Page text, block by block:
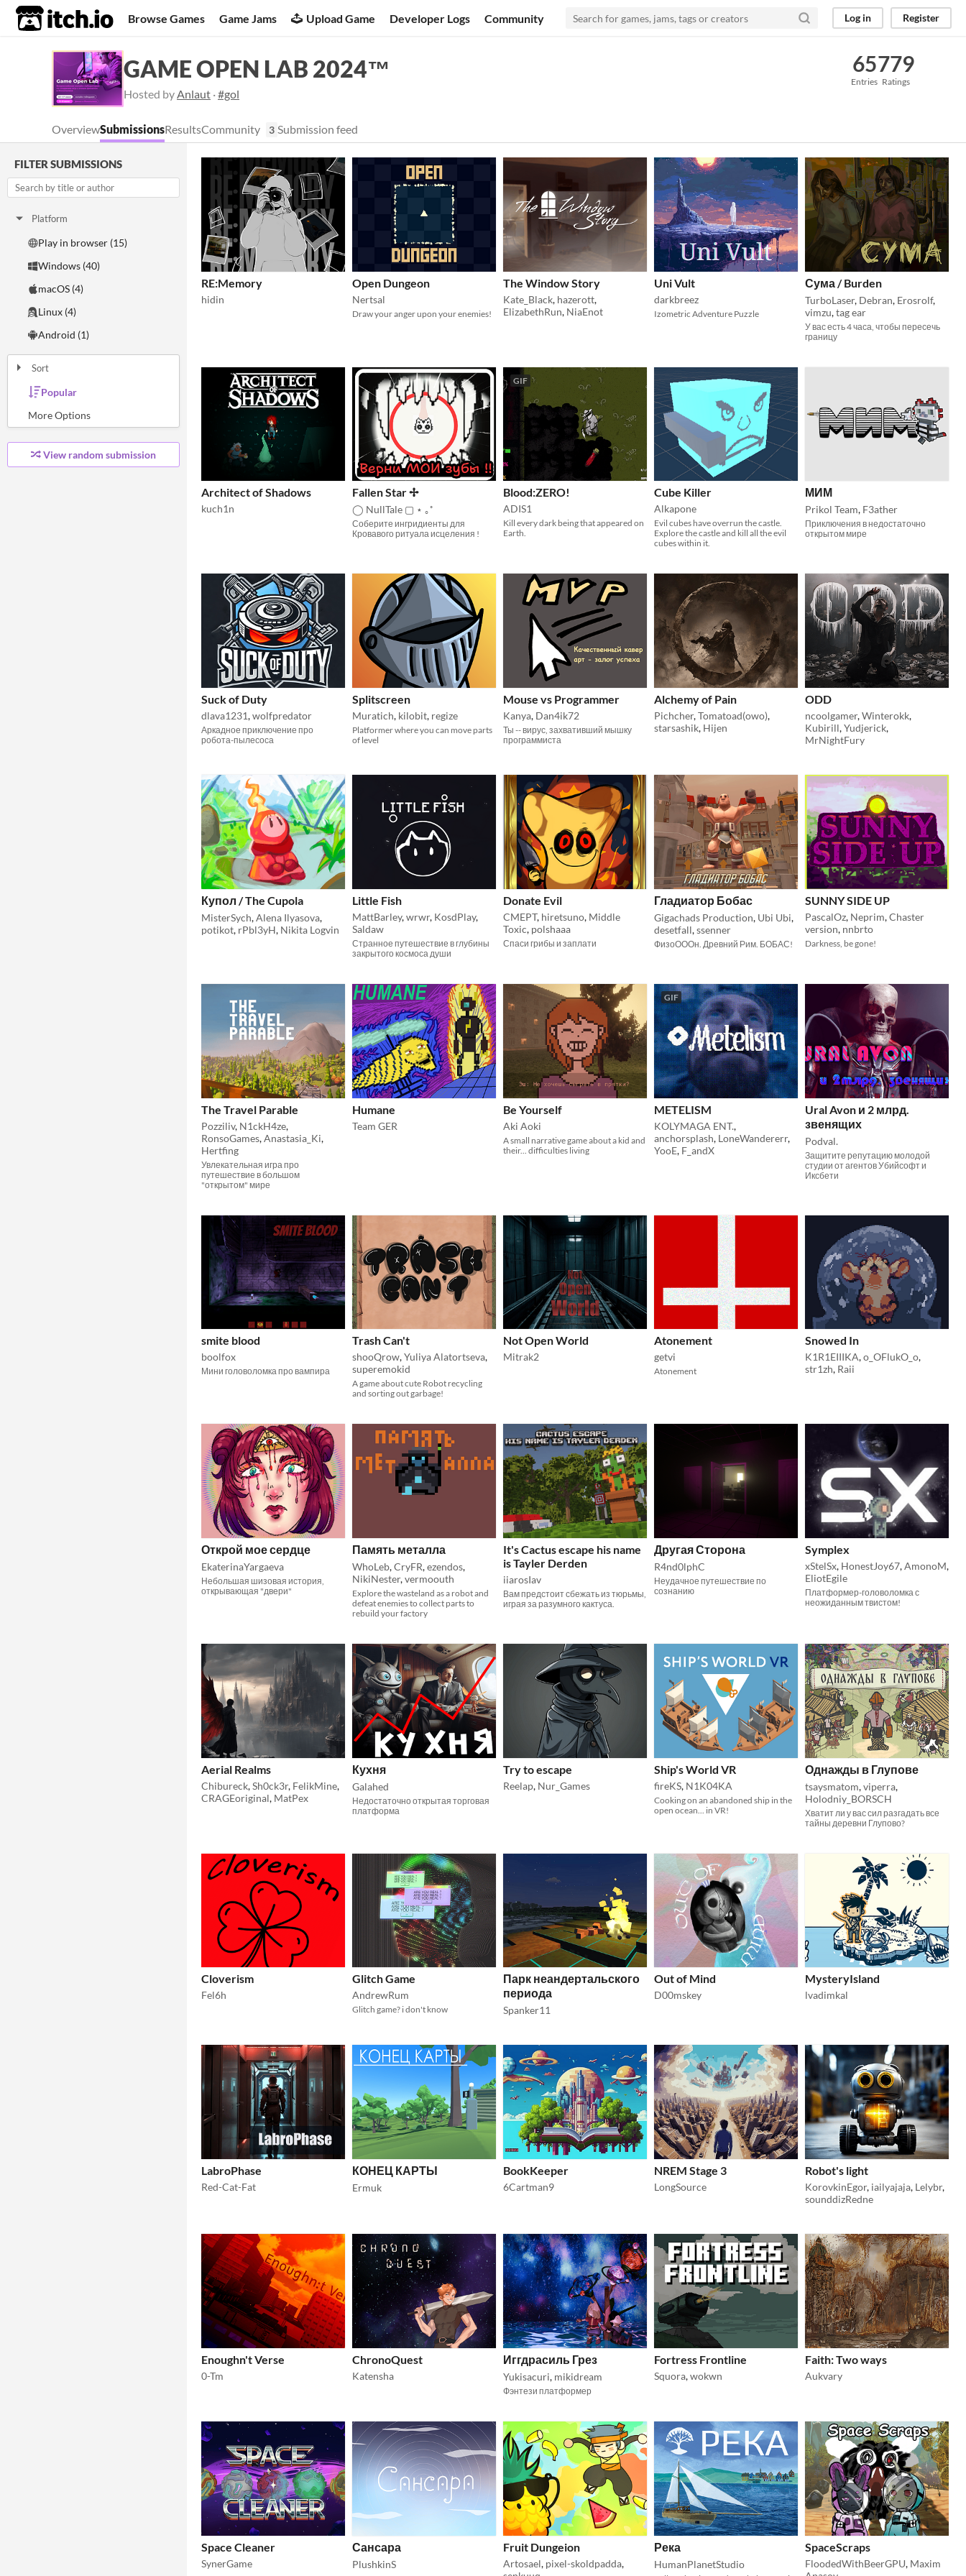
itch.io Browse Games Game Jams Upload Game Developer Logs Community Log in Register
GAME OPEN LAB 2024™
Hosted by Anlaut ·#gol
65
Entries
779
Ratings
OverviewSubmissionsResultsCommunity 3 Submission feed
FILTER SUBMISSIONS
Platform
Play in browser (15)
Windows (40)
macOS (4)
Linux (4)
Android (1)
Sort
Popular
View random submission
RE:Memory
hidin
Open Dungeon
Nertsal
Draw your anger upon your enemies!
The Window Story
Kate_Black, hazerott,
ElizabethRun, NiaEnot
Uni Vult
darkbreez
Izometric Adventure Puzzle
Сума / Burden
TurboLaser, Debran, Erosrolf,
vimzu,tag ear
У вас есть 4 часа, чтобы пересечь
границу
Architect of Shadows
kuch1n
Fallen Star ✢
◯ NullTale ▢ ⋆ ｡˚
Соберите ингридиенты для
Кровавого ритуала исцеления !
GIF
Blood:ZERO!
ADIS1
Kill every dark being that appeared on
Earth.
Cube Killer
Alkapone
Evil cubes have overrun the castle.
Explore the castle and kill all the evil
cubes within it.
МИМ
Prikol Team, F3ather
Приключения в недостаточно
открытом мире
Suck of Duty
dlava1231,wolfpredator
Аркадное приключение про
робота-пылесоса
Splitscreen
Muratich, kilobit, regize
Platformer where you can move parts
of level
Mouse vs Programmer
Kanya, Dan4ik72
Ты -- вирус, захвативший мышку
программиста
Alchemy of Pain
Pichcher,Tomatoad(owo),
starsashik, Hijen
ODD
ncoolgamer,Winterokk,
Kubirill,Yudjerick,
MrNightFury
Купол / The Cupola
MisterSych,Alena Ilyasova,
potikot, rPbl3yH, Nikita Logvin
Little Fish
MattBarley,wrwr, KosdPlay,
Saldaw
Странное путешествие в глубины
закрытого космоса души
Donate Evil
CMEPT, hiretsuno, Middle
Toxic, polshaaa
Спаси грибы и заплати
Гладиатор Бобас
Gigachads Production, Ubi Ubi,
desetfall,ssenner
ФизоОООн. Древний Рим. БОБАС!
SUNNY SIDE UP
PascalOz, Neprim,Chaster
version, nnbrto
Darkness, be gone!
The Travel Parable
Pozziliv, N1ckH4ze,
RonsoGames,Anastasia_Ki,
Hertfing
Увлекательная игра про
путешествие в большом
"открытом" мире
Humane
Team GER
Be Yourself
Aki Aoki
A small narrative game about a kid and
their... difficulties living
GIF
METELISM
KOLYMAGA ENT.,
anchorsplash, LoneWandererr,
YooE, F_andX
Ural Avon и 2 млрд.
звенящих
Podval.
Защитите репутацию молодой
студии от агентов Убийсофт и
Иксбети
smite blood
boolfox
Мини головоломка про вампира
Trash Can't
shooQrow,Yuliya Alatortseva,
superemokid
A game about cute Robot recycling
and sorting out garbage!
Not Open World
Mitrak2
Atonement
getvi
Atonement
Snowed In
K1R1EIIIKA,o_OFlukO_o,
str1zh, Raii
Открой мое сердце
EkaterinaYargaeva
Небольшая шизовая история,
открывающая "двери"
Память металла
WhoLeb,CryFR,ezendos,
NikiNester,vermoouth
Explore the wasteland as a robot and
defeat enemies to collect parts to
rebuild your factory
It's Cactus escape his name
is Tayler Derden
iiarosIav
Вам предстоит сбежать из тюрьмы,
играя за разумного кактуса.
Другая Сторона
R4nd0lphC
Неудачное путешествие по
сознанию
Symplex
xStelSx, HonestJoy67,AmonoM,
EliotEgile
Платформер-головоломка с
неожиданным твистом!
Aerial Realms
Chibureck,Sh0ck3r, FelikMine,
CRAGEoriginal, MatPex
Кухня
Galahed
Недостаточно открытая торговая
платформа
Try to escape
Reelap, Nur_Games
Ship's World VR
fireKS, N1K04KA
Cooking on an abandoned ship in the
open ocean... in VR!
Однажды в Глупове
tsaysmatom,viperra,
Holodniy_BORSCH
Хватит ли у вас сил разгадать все
тайны деревни Глупово?
Cloverism
Fel6h
Glitch Game
AndrewRum
Glitch game? i don't know
Парк неандертальского
периода
Spanker11
Out of Mind
D00mskey
MysteryIsland
lvadimkal
LabroPhase
Red-Cat-Fat
КОНЕЦ КАРТЫ
Ermuk
BookKeeper
6Cartman9
NREM Stage 3
LongSource
Robot's light
KorovkinEgor, iailyajaja, Lelybr,
sounddizRedne
Enoughn't Verse
0-Tm
ChronoQuest
Katensha
Иггдрасиль Грез
Yukisacuri, mikidream
Фэнтези платформер
Fortress Frontline
Squora,wokwn
Faith: Two ways
Aukvary
Space Cleaner
SynerGame
Сансара
PlushkinS
Fruit Dungeion
Artosael, pixel-skoldpadda,
Река
HumanPlanetStudio
SpaceScraps
FloodedWithBeerGPU, Maxim